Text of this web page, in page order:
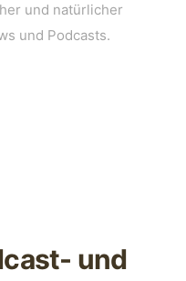
und natürlicher
und Podcasts.
und